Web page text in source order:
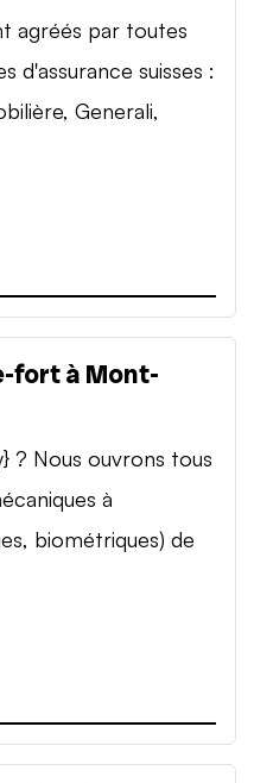
agréés par toutes
d'assurance suisses :
Generali,
fort à Mont-
? Nous ouvrons tous
à
biométriques) de